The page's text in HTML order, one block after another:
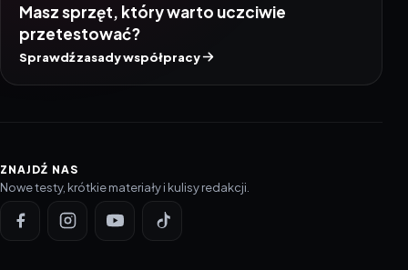
Masz sprzęt, który warto uczciwie
przetestować?
Sprawdź zasady współpracy
ZNAJDŹ NAS
Nowe testy, krótkie materiały i kulisy redakcji.